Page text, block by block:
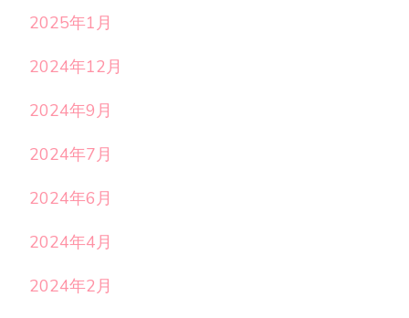
2025年1月
2024年12月
2024年9月
2024年7月
2024年6月
2024年4月
2024年2月